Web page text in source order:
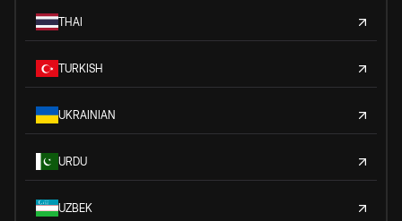
THAI
TURKISH
UKRAINIAN
URDU
UZBEK